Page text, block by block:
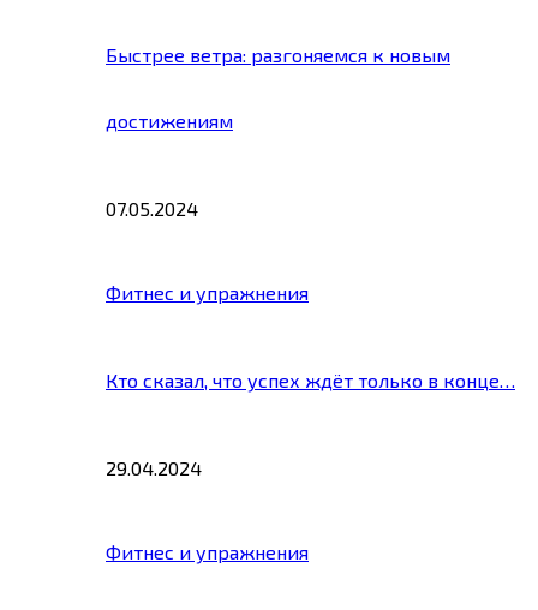
Быстрее ветра: разгоняемся к новым
достижениям
07.05.2024
Фитнес и упражнения
Кто сказал, что успех ждёт только в конце…
29.04.2024
Фитнес и упражнения